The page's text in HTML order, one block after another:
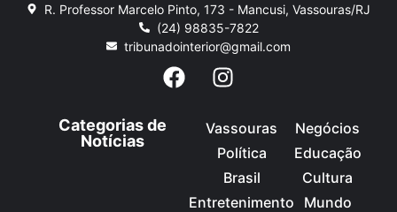
R. Professor Marcelo Pinto, 173 - Mancusi, Vassouras/RJ
(24) 98835-7822
tribunadointerior@gmail.com
Categorias de
Notícias
Vassouras
Política
Brasil
Entretenimento
Negócios
Educação
Cultura
Mundo